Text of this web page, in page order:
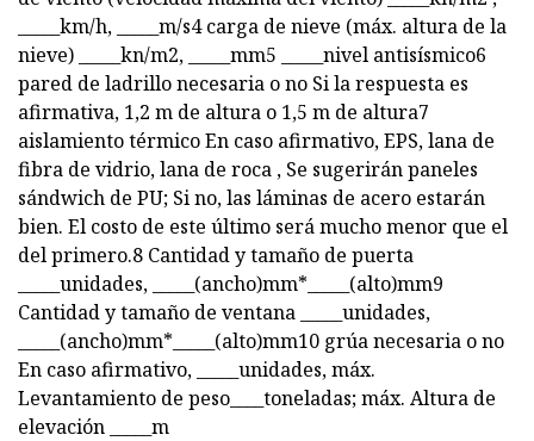
_____km/h, _____m/s4 carga de nieve (máx. altura de la
nieve) _____kn/m2, _____mm5 _____nivel antisísmico6
pared de ladrillo necesaria o no Si la respuesta es
afirmativa, 1,2 m de altura o 1,5 m de altura7
aislamiento térmico En caso afirmativo, EPS, lana de
fibra de vidrio, lana de roca , Se sugerirán paneles
sándwich de PU; Si no, las láminas de acero estarán
bien. El costo de este último será mucho menor que el
del primero.8 Cantidad y tamaño de puerta
_____unidades, _____(ancho)mm*_____(alto)mm9
Cantidad y tamaño de ventana _____unidades,
_____(ancho)mm*_____(alto)mm10 grúa necesaria o no
En caso afirmativo, _____unidades, máx.
Levantamiento de peso____toneladas; máx. Altura de
elevación _____m